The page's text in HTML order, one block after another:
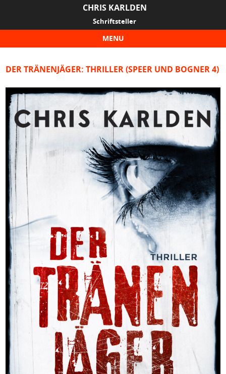
CHRIS KARLDEN
Schriftsteller
MENU
DER TRÄNENJÄGER: THRILLER (SPEER UND BOGNER 4)